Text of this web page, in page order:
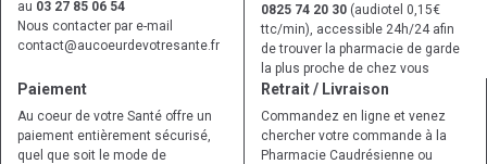
au 03 27 85 06 54
Nous contacter par e-mail
contact@aucoeurdevotresante.fr
0825 74 20 30 (audiotel 0,15€
ttc/min), accessible 24h/24 afin
de trouver la pharmacie de garde
la plus proche de chez vous
Paiement
Au coeur de votre Santé offre un
paiement entièrement sécurisé,
quel que soit le mode de
Retrait / Livraison
Commandez en ligne et venez
chercher votre commande à la
Pharmacie Caudrésienne ou